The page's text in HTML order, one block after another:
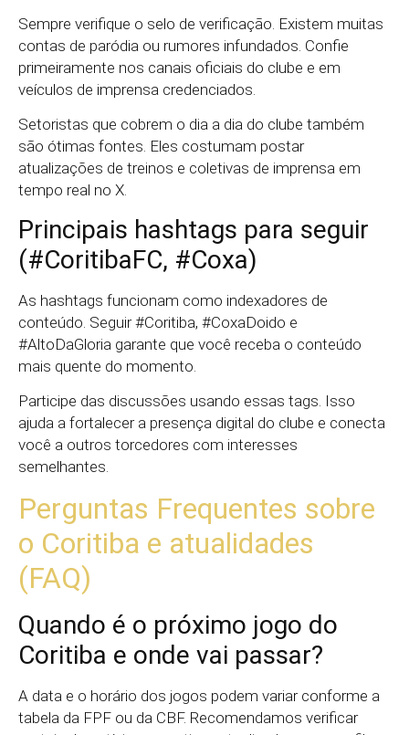
Sempre verifique o selo de verificação. Existem muitas
contas de paródia ou rumores infundados. Confie
primeiramente nos canais oficiais do clube e em
veículos de imprensa credenciados.
Setoristas que cobrem o dia a dia do clube também
são ótimas fontes. Eles costumam postar
atualizações de treinos e coletivas de imprensa em
tempo real no X.
Principais hashtags para seguir
(#CoritibaFC, #Coxa)
As hashtags funcionam como indexadores de
conteúdo. Seguir #Coritiba, #CoxaDoido e
#AltoDaGloria garante que você receba o conteúdo
mais quente do momento.
Participe das discussões usando essas tags. Isso
ajuda a fortalecer a presença digital do clube e conecta
você a outros torcedores com interesses
semelhantes.
Perguntas Frequentes sobre
o Coritiba e atualidades
(FAQ)
Quando é o próximo jogo do
Coritiba e onde vai passar?
A data e o horário dos jogos podem variar conforme a
tabela da FPF ou da CBF. Recomendamos verificar